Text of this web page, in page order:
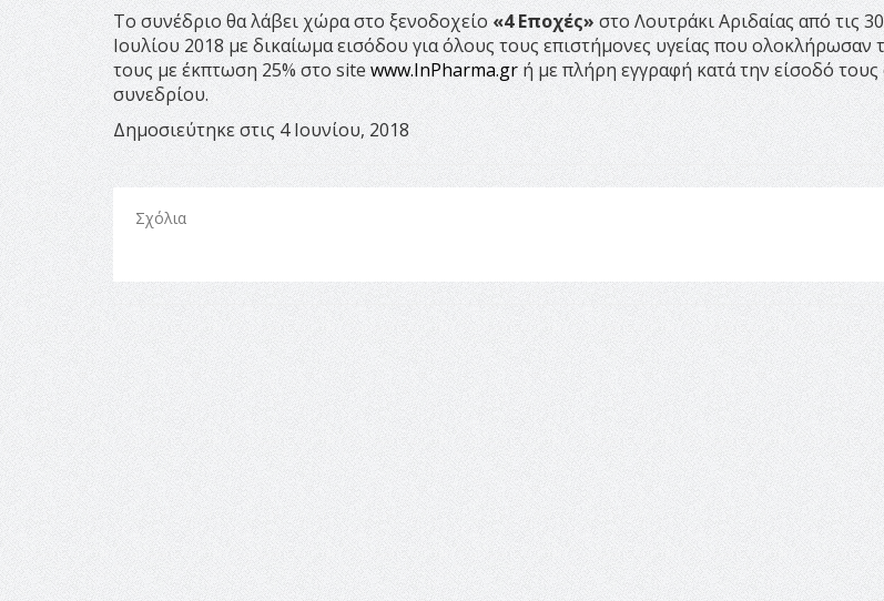
Το συνέδριο θα λάβει χώρα στο ξενοδοχείο «4 Εποχές» στο Λουτράκι Αριδαίας από τις
Ιουλίου 2018 με δικαίωμα εισόδου για όλους τους επιστήμονες υγείας που ολοκλήρωσαν
τους με έκπτωση 25% στο sitewww.InPharma.grή με πλήρη εγγραφή κατά την είσοδό
συνεδρίου.
Δημοσιεύτηκε στις 4 Ιουνίου, 2018
Σχόλια